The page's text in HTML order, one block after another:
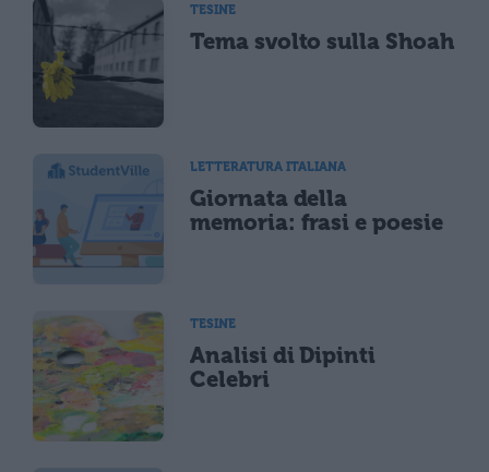
TESINE
Tema svolto sulla Shoah
LETTERATURA ITALIANA
Giornata della
memoria: frasi e poesie
TESINE
Analisi di Dipinti
Celebri